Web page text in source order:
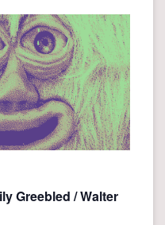
n
t
s
S
e
a
c
n
t
V
i
e
w
s
N
v
Greebled / Walter